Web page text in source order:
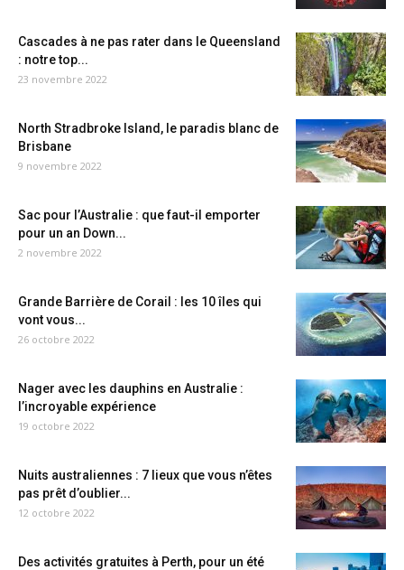
Cascades à ne pas rater dans le Queensland
: notre top...
23 novembre 2022
North Stradbroke Island, le paradis blanc de
Brisbane
9 novembre 2022
Sac pour l’Australie : que faut-il emporter
pour un an Down...
2 novembre 2022
Grande Barrière de Corail : les 10 îles qui
vont vous...
26 octobre 2022
Nager avec les dauphins en Australie :
l’incroyable expérience
19 octobre 2022
Nuits australiennes : 7 lieux que vous n’êtes
pas prêt d’oublier...
12 octobre 2022
Des activités gratuites à Perth, pour un été